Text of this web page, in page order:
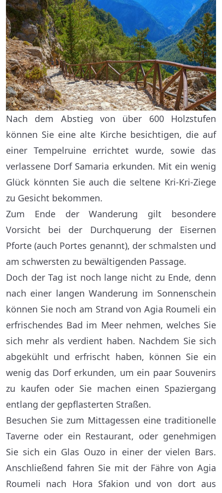
Nach dem Abstieg von über 600 Holzstufen
können Sie eine alte Kirche besichtigen, die auf
einer Tempelruine errichtet wurde, sowie das
verlassene Dorf Samaria erkunden. Mit ein wenig
Glück könnten Sie auch die seltene Kri-Kri-Ziege
zu Gesicht bekommen.
Zum Ende der Wanderung gilt besondere
Vorsicht bei der Durchquerung der Eisernen
Pforte (auch Portes genannt), der schmalsten und
am schwersten zu bewältigenden Passage.
Doch der Tag ist noch lange nicht zu Ende, denn
nach einer langen Wanderung im Sonnenschein
können Sie noch am Strand von Agia Roumeli ein
erfrischendes Bad im Meer nehmen, welches Sie
sich mehr als verdient haben. Nachdem Sie sich
abgekühlt und erfrischt haben, können Sie ein
wenig das Dorf erkunden, um ein paar Souvenirs
zu kaufen oder Sie machen einen Spaziergang
entlang der gepflasterten Straßen.
Besuchen Sie zum Mittagessen eine traditionelle
Taverne oder ein Restaurant, oder genehmigen
Sie sich ein Glas Ouzo in einer der vielen Bars.
Anschließend fahren Sie mit der Fähre von Agia
Roumeli nach Hora Sfakion und von dort aus